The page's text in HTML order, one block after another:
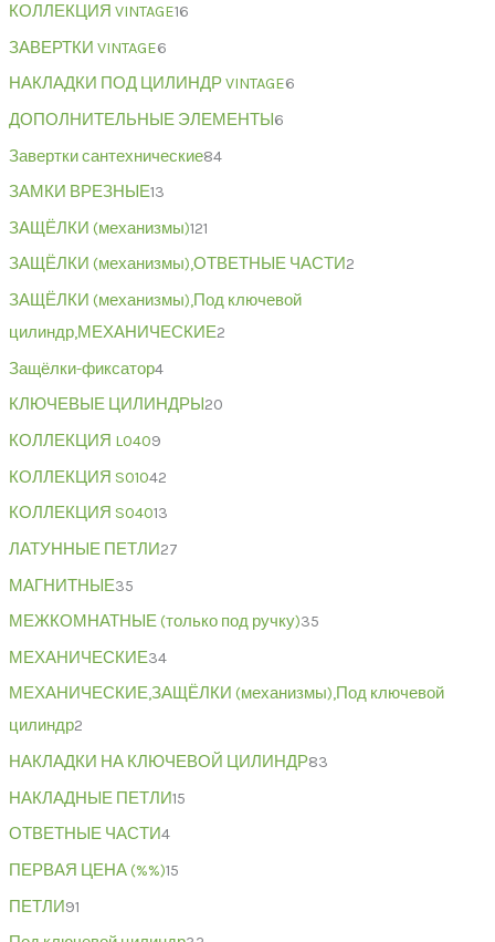
КОЛЛЕКЦИЯ VINTAGE16
ЗАВЕРТКИ VINTAGE6
НАКЛАДКИ ПОД ЦИЛИНДР VINTAGE6
ДОПОЛНИТЕЛЬНЫЕ ЭЛЕМЕНТЫ 6
Завертки сантехнические84
ЗАМКИ ВРЕЗНЫЕ13
ЗАЩЁЛКИ (механизмы)121
ЗАЩЁЛКИ (механизмы),ОТВЕТНЫЕ ЧАСТИ2
ЗАЩЁЛКИ (механизмы),Под ключевой
цилиндр,МЕХАНИЧЕСКИЕ2
Защёлки-фиксатор4
КЛЮЧЕВЫЕ ЦИЛИНДРЫ 20
КОЛЛЕКЦИЯ L0409
КОЛЛЕКЦИЯ S01042
КОЛЛЕКЦИЯ S04013
ЛАТУННЫЕ ПЕТЛИ27
МАГНИТНЫЕ35
МЕЖКОМНАТНЫЕ (только под ручку)35
МЕХАНИЧЕСКИЕ34
МЕХАНИЧЕСКИЕ,ЗАЩЁЛКИ (механизмы),Под ключевой
цилиндр2
НАКЛАДКИ НА КЛЮЧЕВОЙ ЦИЛИНДР83
НАКЛАДНЫЕ ПЕТЛИ15
ОТВЕТНЫЕ ЧАСТИ4
ПЕРВАЯ ЦЕНА (%%)15
ПЕТЛИ91